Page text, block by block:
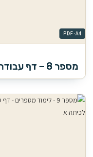
מספר 8 – דף עבודה בחשבון